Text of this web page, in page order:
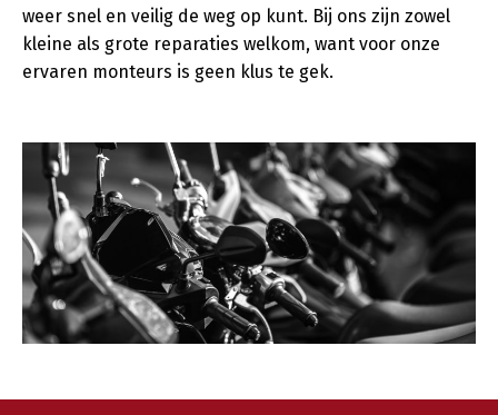
weer snel en veilig de weg op kunt. Bij ons zijn zowel
kleine als grote reparaties welkom, want voor onze
ervaren monteurs is geen klus te gek.